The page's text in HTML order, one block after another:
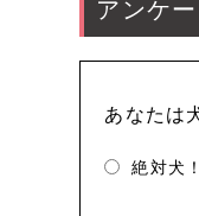
アンケー
あなたは
絶対犬！